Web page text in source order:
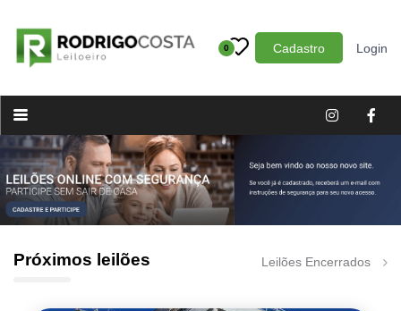
0 Cadastro Login
Categoria
Imóveis
Acessórios para Veículos
Máquinas
Próximos leilões Leilões Encerrados